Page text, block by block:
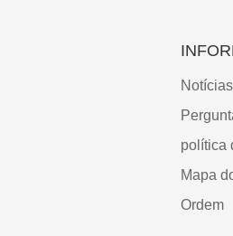
Notícias
política
Mapa
Ordem